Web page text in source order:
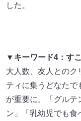
した。
▼キーワード4：す
大人数、友人とのク
ティに集うどなたで
が重要に。「グルテ
ン」「乳幼児でも食